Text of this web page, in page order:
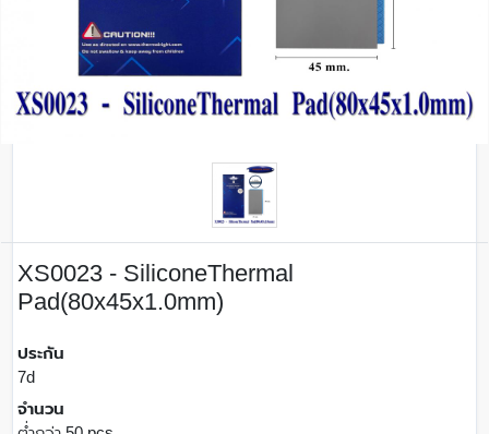
XS0023 - SiliconeThermal
Pad(80x45x1.0mm)
ประกัน
7d
จำนวน